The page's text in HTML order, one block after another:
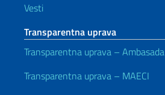
Vesti
Transparentna uprava
Transparentna uprava – Ambasada
Transparentna uprava – MAECI